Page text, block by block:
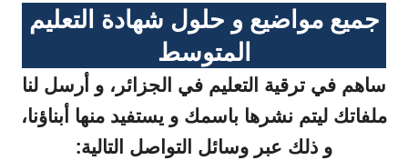
جميع مواضيع و حلول شهادة التعليم
المتوسط
ساهم في ترقية التعليم في الجزائر، و أرسل لنا
ملفاتك ليتم نشرها باسمك و يستفيد منها أبناؤنا،
و ذلك عبر وسائل التواصل التالية: